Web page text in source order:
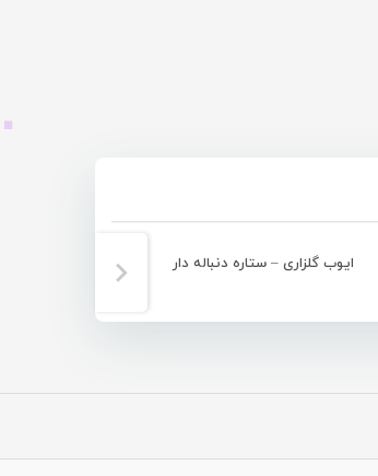
ایوب گلزاری – ستاره دنباله دار